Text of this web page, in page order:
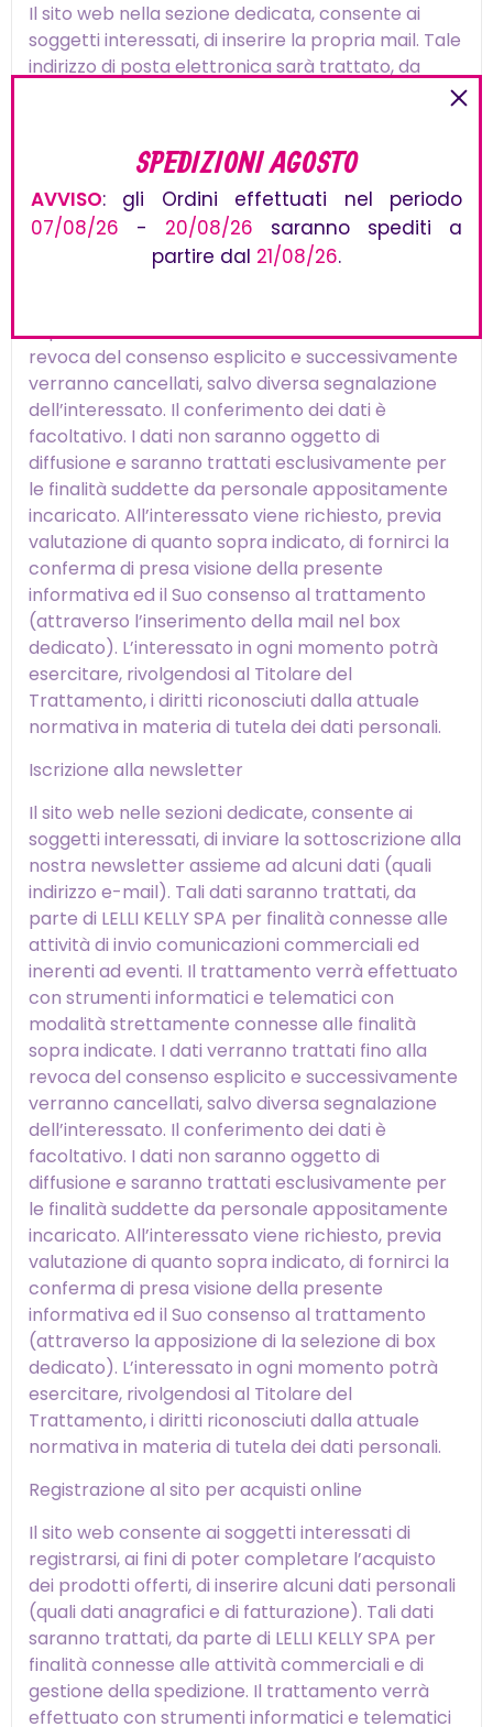
Il sito web nella sezione dedicata, consente ai
soggetti interessati, di inserire la propria mail. Tale
indirizzo di posta elettronica sarà trattato, da
parte di LELLI KELLY SPA e nello specifico da parte
progetto “Colorissima” per inviare aggiornamenti
sulle prossime pubblicazioni della sua Rubrica.
Inoltre è possibile inviare mail all’indirizzo indicato
per ulteriori informazioni o per commentare gli
argomenti della rubrica. Il trattamento verrà
sopra indicate. I dati verranno trattati fino alla
revoca del consenso esplicito e successivamente
verranno cancellati, salvo diversa segnalazione
dell’interessato. Il conferimento dei dati è
facoltativo. I dati non saranno oggetto di
diffusione e saranno trattati esclusivamente per
le finalità suddette da personale appositamente
incaricato. All’interessato viene richiesto, previa
valutazione di quanto sopra indicato, di fornirci la
conferma di presa visione della presente
informativa ed il Suo consenso al trattamento
(attraverso l’inserimento della mail nel box
dedicato). L’interessato in ogni momento potrà
esercitare, rivolgendosi al Titolare del
Trattamento, i diritti riconosciuti dalla attuale
normativa in materia di tutela dei dati personali.
Iscrizione alla newsletter
Il sito web nelle sezioni dedicate, consente ai
soggetti interessati, di inviare la sottoscrizione alla
nostra newsletter assieme ad alcuni dati (quali
indirizzo e-mail). Tali dati saranno trattati, da
parte di LELLI KELLY SPA per finalità connesse alle
attività di invio comunicazioni commerciali ed
inerenti ad eventi. Il trattamento verrà effettuato
con strumenti informatici e telematici con
modalità strettamente connesse alle finalità
sopra indicate. I dati verranno trattati fino alla
revoca del consenso esplicito e successivamente
verranno cancellati, salvo diversa segnalazione
dell’interessato. Il conferimento dei dati è
facoltativo. I dati non saranno oggetto di
diffusione e saranno trattati esclusivamente per
le finalità suddette da personale appositamente
incaricato. All’interessato viene richiesto, previa
valutazione di quanto sopra indicato, di fornirci la
conferma di presa visione della presente
informativa ed il Suo consenso al trattamento
(attraverso la apposizione di la selezione di box
dedicato). L’interessato in ogni momento potrà
esercitare, rivolgendosi al Titolare del
Trattamento, i diritti riconosciuti dalla attuale
normativa in materia di tutela dei dati personali.
Registrazione al sito per acquisti online
Il sito web consente ai soggetti interessati di
registrarsi, ai fini di poter completare l’acquisto
dei prodotti offerti, di inserire alcuni dati personali
(quali dati anagrafici e di fatturazione). Tali dati
saranno trattati, da parte di LELLI KELLY SPA per
finalità connesse alle attività commerciali e di
gestione della spedizione. Il trattamento verrà
effettuato con strumenti informatici e telematici
SPEDIZIONI AGOSTO
AVVISO: gli Ordini effettuati nel periodo
07/08/26 - 20/08/26 saranno spediti a
partire dal 21/08/26.